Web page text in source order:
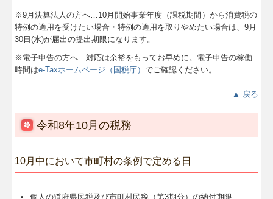
※9月決算法人の方へ…10月開始事業年度（課税期間）から消費税の
特例の適用を受けたい場合・特例の適用を取りやめたい場合は、9月
30日(水)が届出の提出期限になります。
※電子申告の方へ…対応は余裕をもってお早めに。電子申告の稼働
時間はe-Taxホームページ（国税庁）でご確認ください。
▲ 戻る
令和8年10月の税務
10月中において市町村の条例で定める日
個人の道府県民税及び市町村民税（第3期分）の納付期限